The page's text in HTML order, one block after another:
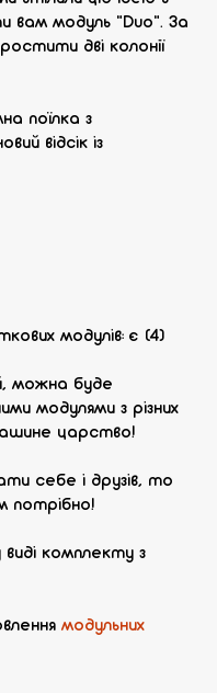
вам модуль "Duo". За
дві колонії
поїлка з
відсік із
модулів: є (4)
можна буде
модулями з різних
царство!
себе і друзів, то
потрібно!
комплекту з
модульних